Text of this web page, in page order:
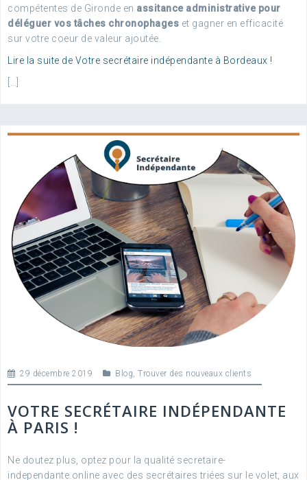
compétentes de Gironde en assitance administrative pour
déléguer vos tâches chronophages et gagner en efficacité
sur votre coeur de valeur ajoutée.
Lire la suite de Votre secrétaire indépendante à Bordeaux !
[…]
29 décembre 2019 Blog Trouver des nouveaux clients
VOTRE SECRÉTAIRE INDÉPENDANTE
À PARIS !
Ne doutez plus, optez pour la qualité secretaire-
independante.online avec des secrétaires triées sur le volet, aux